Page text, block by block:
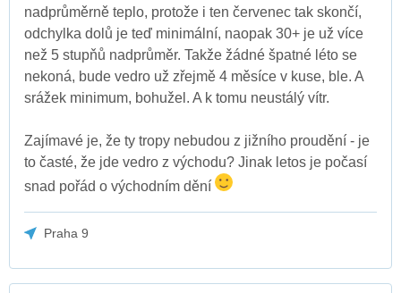
nadprůměrně teplo, protože i ten červenec tak skončí,
odchylka dolů je teď minimální, naopak 30+ je už více
než 5 stupňů nadprůměr. Takže žádné špatné léto se
nekoná, bude vedro už zřejmě 4 měsíce v kuse, ble. A
srážek minimum, bohužel. A k tomu neustálý vítr.
Zajímavé je, že ty tropy nebudou z jižního proudění - je
to časté, že jde vedro z východu? Jinak letos je počasí
snad pořád o východním dění
Praha 9